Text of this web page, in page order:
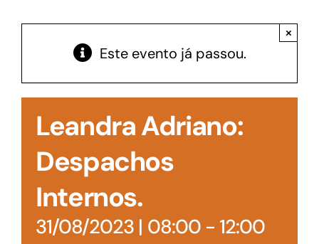
Acesso à Informação
Este evento já passou.
×
Leandra Adriano:
Despachos
Internos.
31/08/2023 | 08:00- 12:00